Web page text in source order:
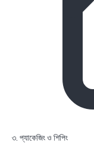
৩. প্যাকেজিং ও শিপিং